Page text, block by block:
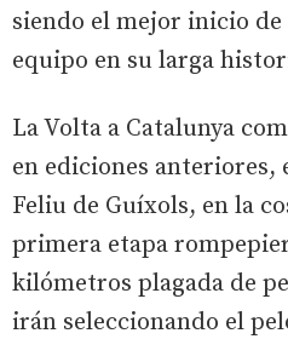
siendo el mejor inicio
equipo en su larga
La Volta a Catalunya
en ediciones anteriores,
Feliu de Guíxols, en la
primera etapa
kilómetros plagada de
irán seleccionando el